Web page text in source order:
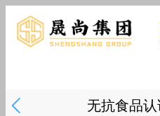
无抗食品